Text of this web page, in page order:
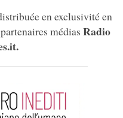
en exclusivité en
médias Radio